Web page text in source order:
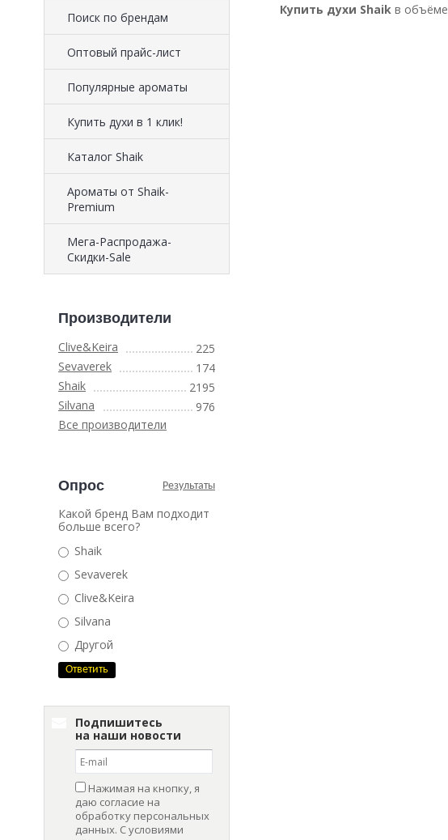
Поиск по брендам
Оптовый прайс-лист
Популярные ароматы
Купить духи в 1 клик!
Каталог Shaik
Ароматы от Shaik-
Premium
Мега-Распродажа-
Скидки-Sale
Производители
Clive&Keira
225
Sevaverek
174
Shaik
2195
Silvana
976
Все производители
Опрос Результаты
Какой бренд Вам подходит
больше всего?
Shaik
Sevaverek
Clive&Keira
Silvana
Другой
Подпишитесь
на наши новости
Нажимая на кнопку, я
даю согласие на
обработку персональных
данных. С условиями
Купить духи Shaik в объёме